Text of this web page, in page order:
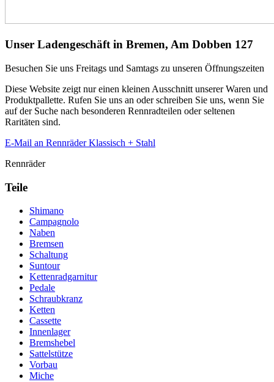
Unser Ladengeschäft in Bremen, Am Dobben 127
Besuchen Sie uns Freitags und Samtags zu unseren Öffnungszeiten
Diese Website zeigt nur einen kleinen Ausschnitt unserer Waren und
Produktpallette. Rufen Sie uns an oder schreiben Sie uns, wenn Sie
auf der Suche nach besonderen Rennradteilen oder seltenen
Raritäten sind.
E-Mail an Rennräder Klassisch + Stahl
Rennräder
Teile
Shimano
Campagnolo
Naben
Bremsen
Schaltung
Suntour
Kettenradgarnitur
Pedale
Schraubkranz
Ketten
Cassette
Innenlager
Bremshebel
Sattelstütze
Vorbau
Miche